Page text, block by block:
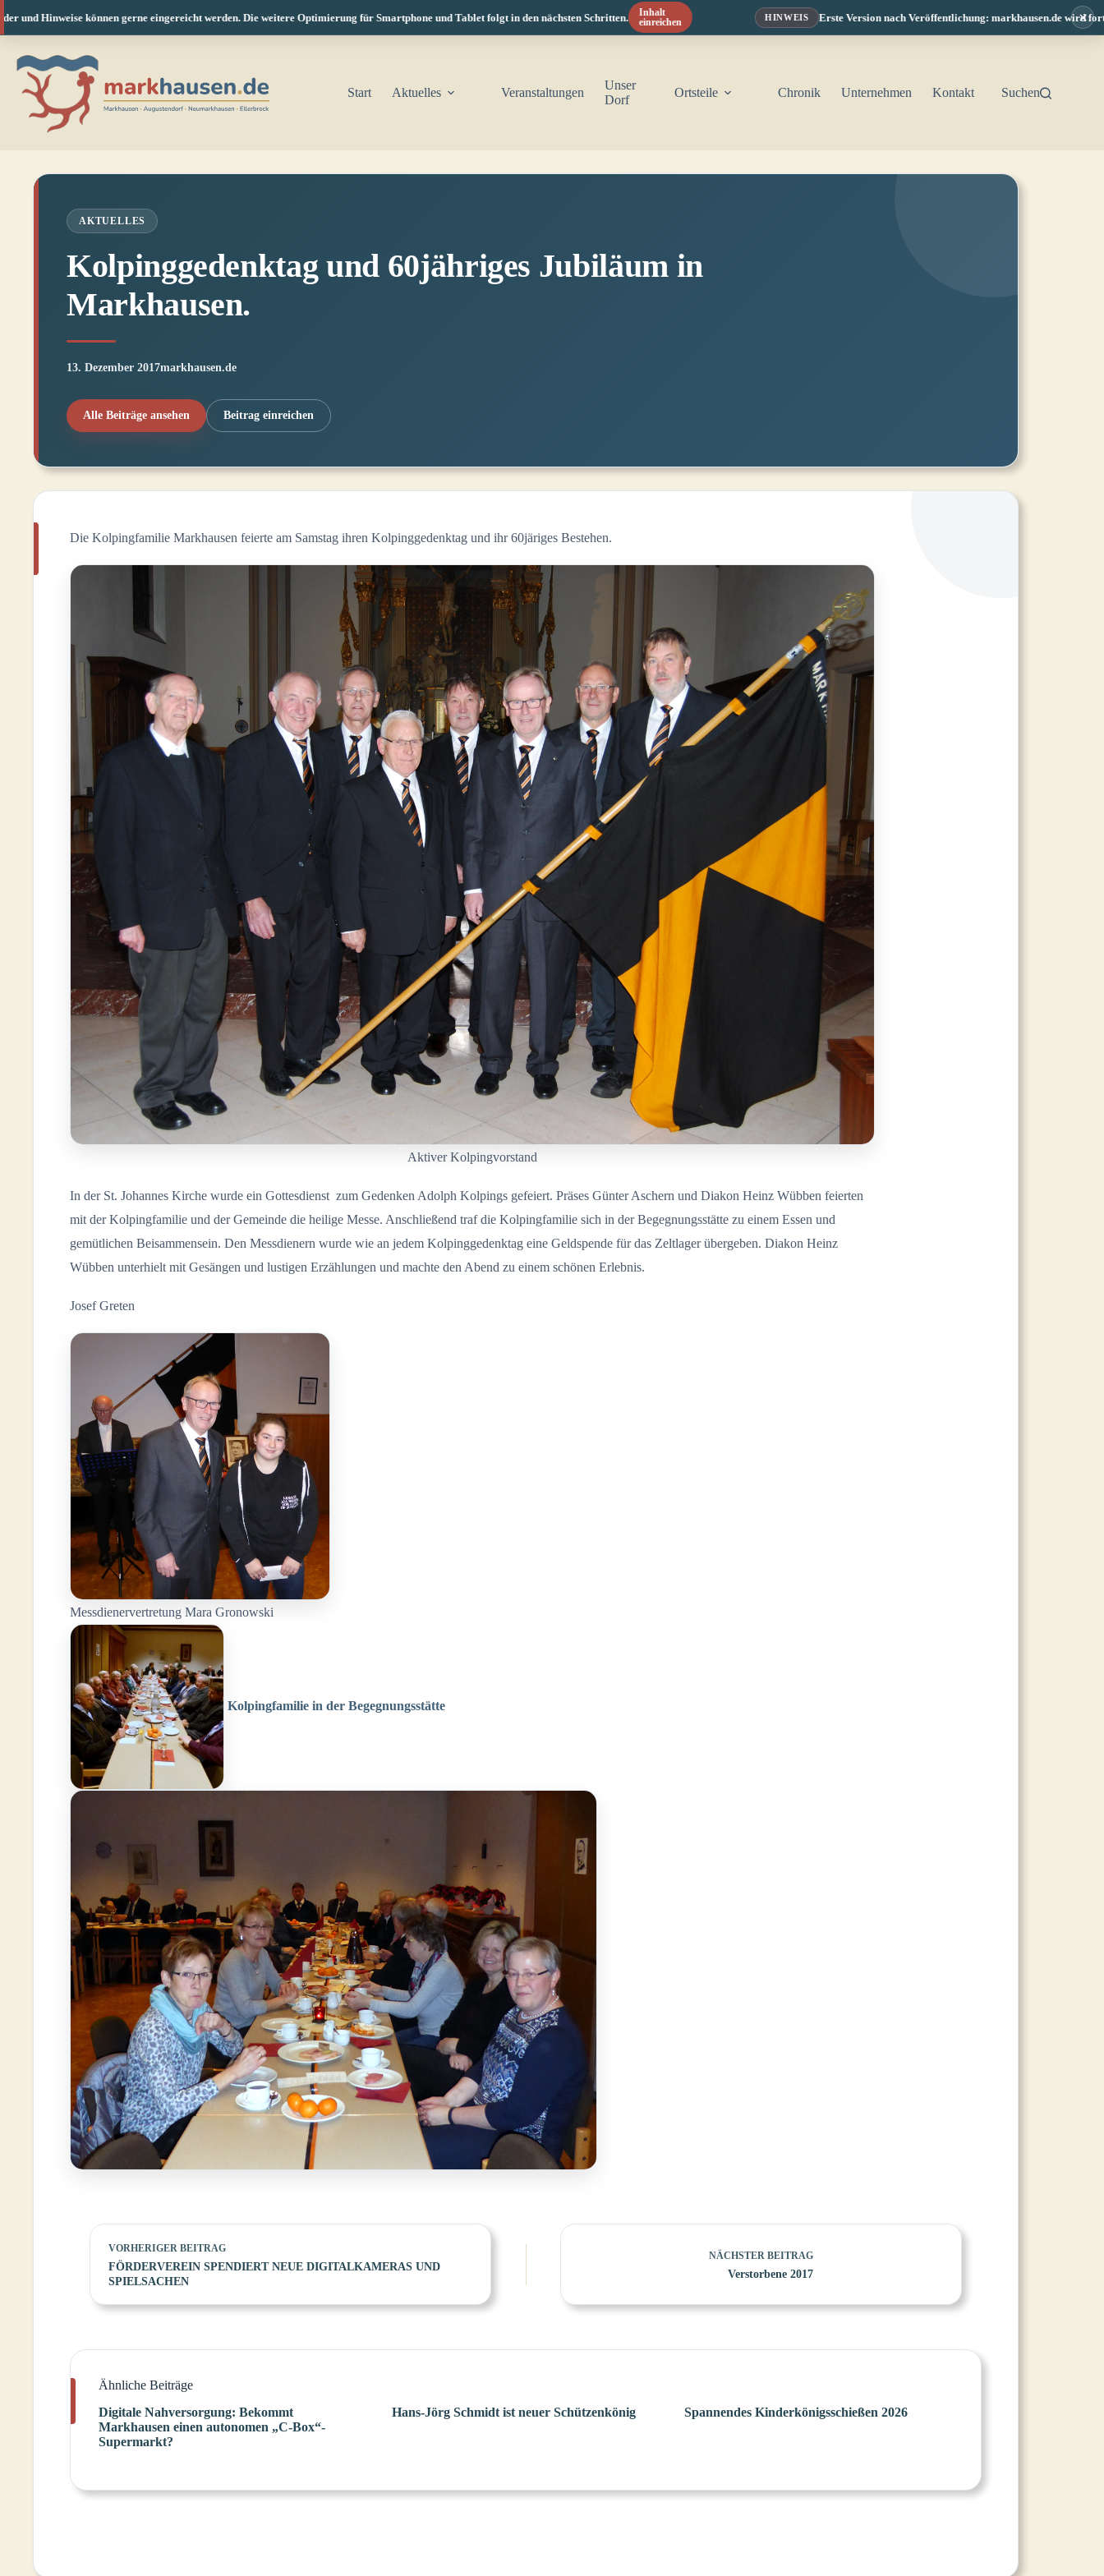
können gerne eingereicht werden. Die weitere Optimierung für Smartphone und Tablet folgt in den nächsten Schritten.
Inhalt
einreichen
HINWEIS Erste Version nach Veröffentlichung: markhausen.de wird fortlaufend
×
Inhalt
springen
Start
Aktuelles Veranstaltungen
Unser
Dorf
Ortsteile Chronik Unternehmen Kontakt Suchen
AKTUELLES
Kolpinggedenktag und 60jähriges Jubiläum in
Markhausen.
13. Dezember 2017markhausen.de
Alle Beiträge ansehen Beitrag einreichen
Die Kolpingfamilie Markhausen feierte am Samstag ihren Kolpinggedenktag und ihr 60järiges Bestehen.
Aktiver Kolpingvorstand
In der St. Johannes Kirche wurde ein Gottesdienst zum Gedenken Adolph Kolpings gefeiert. Präses Günter Aschern und Diakon Heinz Wübben feierten
mit der Kolpingfamilie und der Gemeinde die heilige Messe. Anschließend traf die Kolpingfamilie sich in der Begegnungsstätte zu einem Essen und
gemütlichen Beisammensein. Den Messdienern wurde wie an jedem Kolpinggedenktag eine Geldspende für das Zeltlager übergeben. Diakon Heinz
Wübben unterhielt mit Gesängen und lustigen Erzählungen und machte den Abend zu einem schönen Erlebnis.
Josef Greten
Messdienervertretung Mara Gronowski
Kolpingfamilie in der Begegnungsstätte
VORHERIGER BEITRAG
FÖRDERVEREIN SPENDIERT NEUE DIGITALKAMERAS UND
SPIELSACHEN
NÄCHSTERBEITRAG
Verstorbene 2017
Ähnliche Beiträge
Digitale Nahversorgung: Bekommt
Markhausen einen autonomen „C-Box“-
Supermarkt?
Hans-Jörg Schmidt ist neuer Schützenkönig Spannendes Kinderkönigsschießen 2026